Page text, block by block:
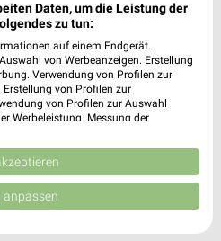
Daten, um die Leistung der
zu tun:
auf einem Endgerät.
von Werbeanzeigen. Erstellung
Verwendung von Profilen zur
von Profilen zur
von Profilen zur Auswahl
Werbeleistung. Messung der
Quellen. Entwicklung und
reduzierter Daten zur Auswahl
Union weitergegeben und in die
anpassen